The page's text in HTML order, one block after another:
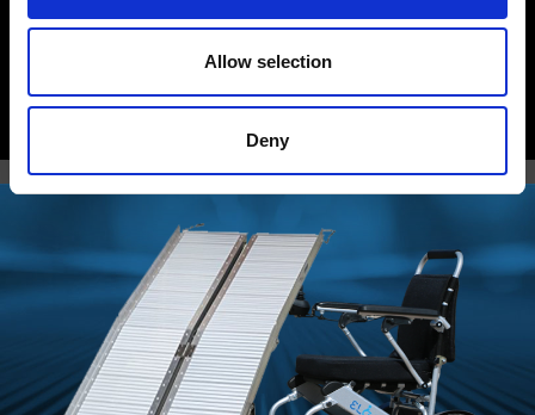
Allow selection
Deny
SE HELA SORTIMENTET